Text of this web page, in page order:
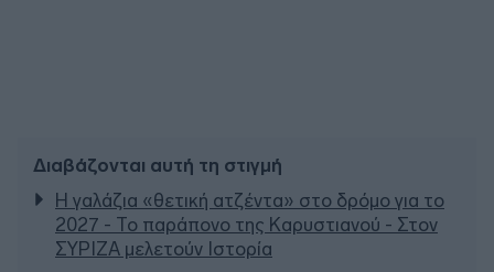
Διαβάζονται αυτή τη στιγμή
Η γαλάζια «θετική ατζέντα» στο δρόμο για το
2027 - Το παράπονο της Καρυστιανού - Στον
ΣΥΡΙΖΑ μελετούν Ιστορία